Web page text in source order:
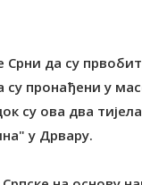
Срни да су
пронађени у
су ова два
у Дрвару.